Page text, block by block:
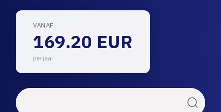
VANAF
169.20 EUR
per jaar